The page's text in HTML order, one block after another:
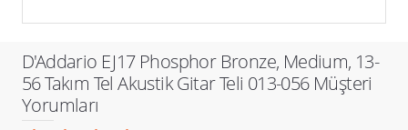
D'Addario EJ17 Phosphor Bronze, Medium, 13-
56 Takım Tel Akustik Gitar Teli 013-056 Müşteri
Yorumları